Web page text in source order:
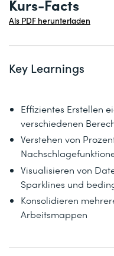
Kurs-Facts
Als PDF herunterladen
Key Learnings
Effizientes Erstellen
verschiedenen
Verstehen von
Visualisieren von
Sparklines und
Konsolidieren
Arbeitsmappen